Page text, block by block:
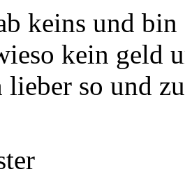
keins und
kein geld
lieber so und